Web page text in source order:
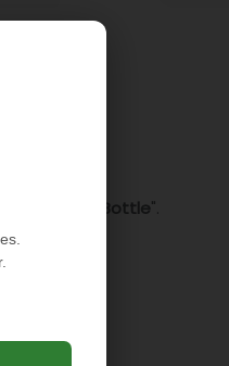
/ Ghost in a Bottle".